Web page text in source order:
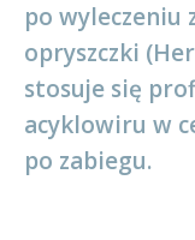
po wyleczeniu
opryszczki
stosuje się
acyklowiru w
po zabiegu.